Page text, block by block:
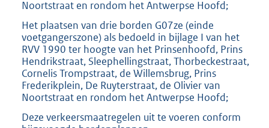
Noortstraat en rondom het Antwerpse Hoofd;
Het plaatsen van drie borden G07ze (einde
voetgangerszone) als bedoeld in bijlage I van het
RVV 1990 ter hoogte van het Prinsenhoofd, Prins
Hendrikstraat, Sleephellingstraat, Thorbeckestraat,
Cornelis Trompstraat, de Willemsbrug, Prins
Frederikplein, De Ruyterstraat, de Olivier van
Noortstraat en rondom het Antwerpse Hoofd;
Deze verkeersmaatregelen uit te voeren conform